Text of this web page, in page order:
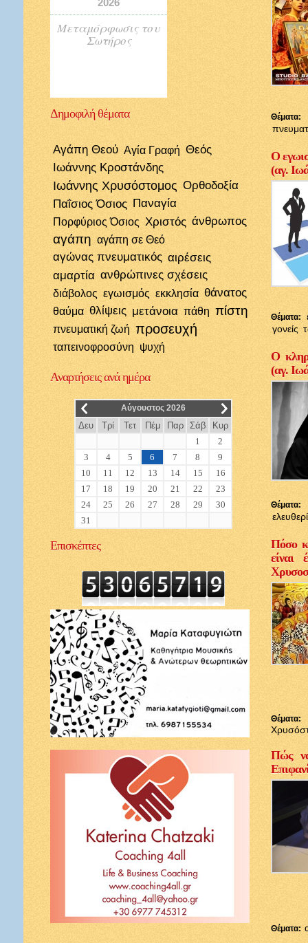
Μεταμόρφωσις του
Σωτήρος
Δημοφιλήθέματα
Αγάπη Θεού Αγία Γραφή Θεός
Ιωάννης Κροστάνδης
Ιωάννης Χρυσόστομος Ορθοδοξία
Παΐσιος Όσιος Παναγία
Πορφύριος Όσιος Χριστός άνθρωπος
αγάπη αγάπη σε Θεό
αγώνας πνευματικός αιρέσεις
αμαρτία ανθρώπινες σχέσεις
διάβολος εγωισμός εκκλησία θάνατος
θαύμα θλίψεις μετάνοια πάθη πίστη
πνευματική ζωή προσευχή
ταπεινοφροσύνη ψυχή
Αναρτήσειςανά ημέρα
__ Αύγουστος 2026 __
Δευ Τρί Τετ Πέμ Παρ Σάβ
Κυρ
1
2
3
4 5 6 7 8
9
10
11 12 13 14 15
16
17
18 19 20 21 22
23
24
25 26 27 28 29
30
31
Επισκέπτες
Θέματα:
Ο
(αγ.
Θέματα:
γονείς
Ο
(αγ.
Θέματα:
Πόσο
είναι
Θέματα:
Πώς να
Θέματα: